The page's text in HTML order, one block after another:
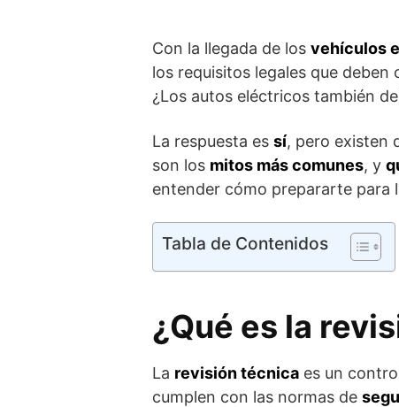
Con la llegada de los vehículos
los requisitos legales que deben
¿Los autos eléctricos también
La respuesta es sí, pero existen
son los mitos más comunes, y
entender cómo prepararte para
Tabla de Contenidos
¿Qué es la
La revisión técnica es un
cumplen con las normas de